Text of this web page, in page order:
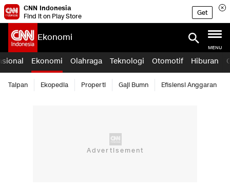
CNN Indonesia
Find it on Play Store
Get
Ekonomi
MENU
Ekonomi Olahraga Teknologi Otomotif Hiburan
Taipan Ekopedia Properti Gaji Bumn Efisiensi Anggaran